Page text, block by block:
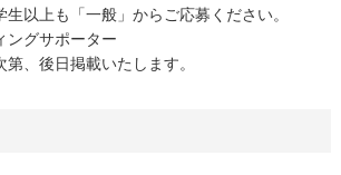
以上も「一般」からご応募ください。
ングサポーター
、後日掲載いたします。